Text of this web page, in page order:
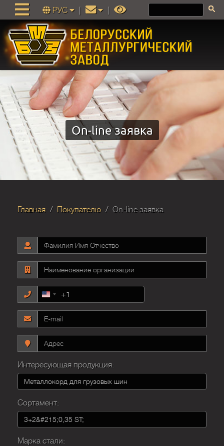
РУС
On-line заявка
Главная Покупателю On-line заявка
United
+1
+1
Интересующая продукция:
Сортамент:
Марка стали: